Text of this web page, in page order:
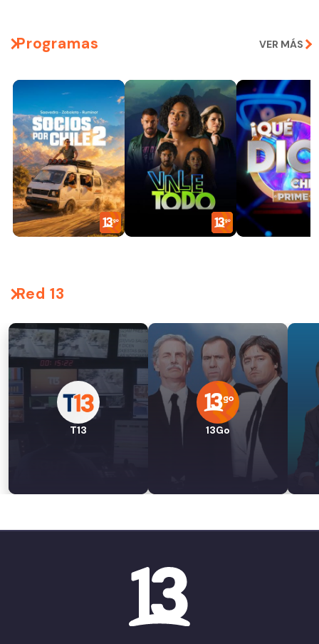
Programas VER MÁS
Red 13
T13 13Go